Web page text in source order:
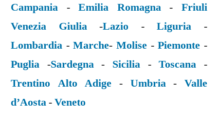
Campania -Emilia Romagna-Friuli
Venezia Giulia-Lazio -Liguria -
Lombardia -Marche-Molise -Piemonte -
Puglia -Sardegna- Sicilia -Toscana -
Trentino Alto Adige - Umbria-Valle
d’Aosta-Veneto